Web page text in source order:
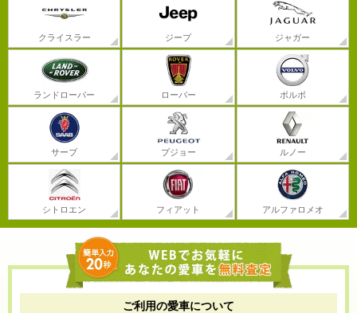
クライスラー ジープ ジャガー
ランドローバー ローバー ボルボ
サーブ プジョー ルノー
シトロエン フィアット アルファロメオ
ご利用の愛車について